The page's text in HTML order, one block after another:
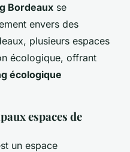
Bordeaux se
envers des
plusieurs espaces
écologique, offrant
écologique
espaces de
un espace